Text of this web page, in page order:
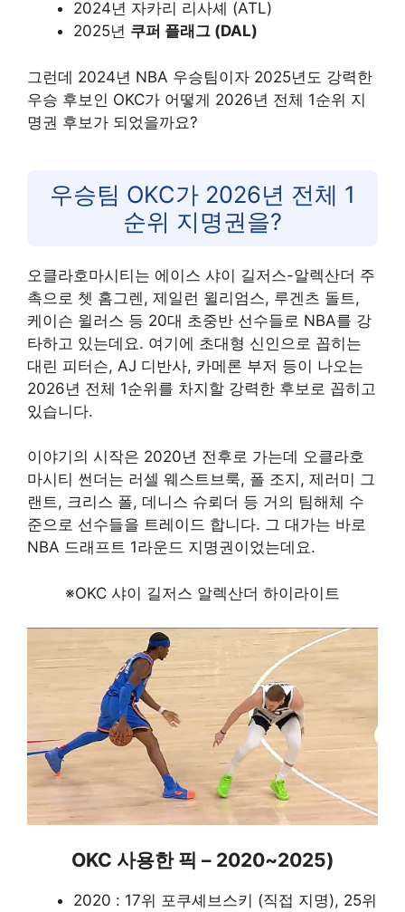
2024년 자카리 리사셰 (ATL)
2025년 쿠퍼 플래그 (DAL)
그런데 2024년 NBA 우승팀이자 2025년도 강력한
우승 후보인 OKC가 어떻게 2026년 전체 1순위 지
명권 후보가 되었을까요?
우승팀 OKC가 2026년 전체 1
순위 지명권을?
오클라호마시티는 에이스 샤이 길저스-알렉산더 주
촉으로 쳇 홈그렌, 제일런 윌리엄스, 루겐츠 돌트,
케이슨 윌러스 등 20대 초중반 선수들로 NBA를 강
타하고 있는데요. 여기에 초대형 신인으로 꼽히는
대린 피터슨, AJ 디반사, 카메론 부저 등이 나오는
2026년 전체 1순위를 차지할 강력한 후보로 꼽히고
있습니다.
이야기의 시작은 2020년 전후로 가는데 오클라호
마시티 썬더는 러셀 웨스트브룩, 폴 조지, 제러미 그
랜트, 크리스 폴, 데니스 슈뢰더 등 거의 팀해체 수
준으로 선수들을 트레이드 합니다. 그 대가는 바로
NBA 드래프트 1라운드 지명권이었는데요.
※OKC 샤이 길저스 알렉산더 하이라이트
OKC 사용한 픽 – 2020~2025)
2020 : 17위 포쿠셰브스키 (직접 지명), 25위